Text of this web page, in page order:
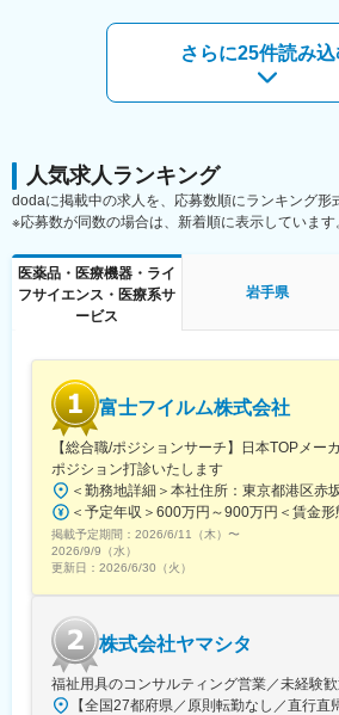
す。また70年の歴史がある中で、現代
む新ブランドを展開するなど、成長を続
（2）成長が見込める業界：
少子高齢化が進む一方で医療は発展し
変更の範囲：会社の定める業務
われてきましたが、医療費の高騰が叫
の治療が益々重要視されている中で高
■事業：
う技術であり、医療課題の克服に幅広く
あります。特にPET検査はがん診療にな
なりましたが、当社は2005年に国内初
の承認を取得し、現在は全国11か所の
【業務内容】
■最新の学術情報の伝達：
核医学における最新の学術情報を伝達
えられた最大のミッションです。病院
会の開催、検査データの解析方法のアド
■講演会の開催：
大学病院等の医師とともに近隣の開業
催し、地域の医師へPET検査の有用性を
の推進も業務に含まれます。
■その他：
診断補助として使用する画像解析ツール
明・導入・解説等も診療科医師や放射
核医学診断設備を有する国公立や私立の
ます。放射線科、脳外科、循環器内科な
※医師のアポイントを取り、学術的情報
す。
さらに25件読み込
人気求人ランキング
dodaに掲載中の求人を、応募数順にランキング形
※応募数が同数の場合は、新着順に表示しています
医薬品・医療機器・ライ
フサイエンス・医療系サ
ービス
岩手県
富士フイルム株式会社
【総合職/ポジションサーチ】日本TOPメー
ポジション打診いたします
掲載予定期間： 2026/6/11（木） 〜
2026/9/9（水）
更新日： 2026/6/30（火）
株式会社ヤマシタ
福祉用具のコンサルティング営業／未経験